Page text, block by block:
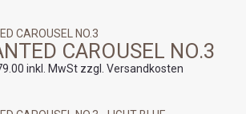
CAROUSEL NO.3
Preisspanne:
€54.00
bis
inkl. MwSt zzgl. Versandkosten